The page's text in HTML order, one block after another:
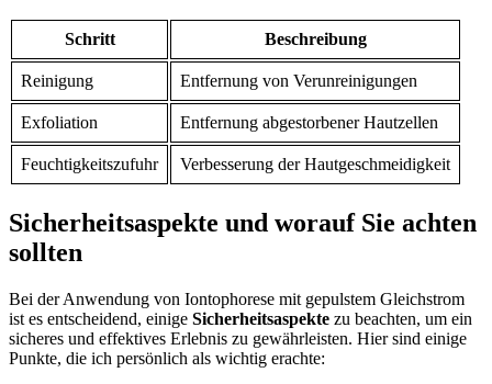
Schritt Beschreibung
Reinigung Entfernung von Verunreinigungen
Exfoliation Entfernung abgestorbener Hautzellen
Feuchtigkeitszufuhr Verbesserung der⁤ Hautgeschmeidigkeit
Sicherheitsaspekte und worauf Sie achten
sollten
Bei ‍der‍ Anwendung⁤ von​ Iontophorese mit gepulstem ⁢Gleichstrom
ist es ‌entscheidend, einige Sicherheitsaspekte zu beachten, um ein ​
sicheres und effektives ​Erlebnis zu gewährleisten. Hier sind⁢ einige
Punkte, die ‍ich ‍persönlich als wichtig erachte: